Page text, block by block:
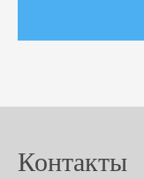
Контакты